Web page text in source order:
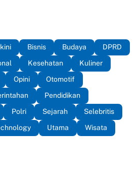
Bisnis Budaya
DPRD
Kesehatan
Kuliner
Opini
Otomotif
Pendidikan
Polri Sejarah
Selebritis
Utama Wisata